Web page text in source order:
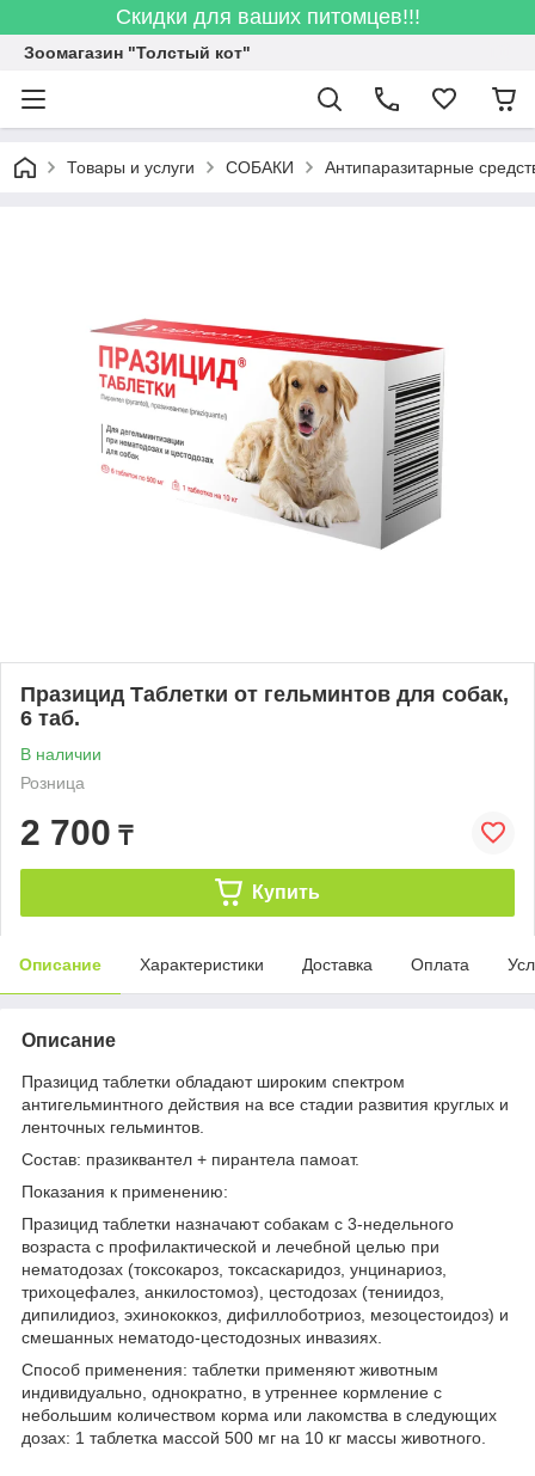
Скидки для ваших питомцев!!!
Зоомагазин "Толстый кот"
Товары и услуги СОБАКИ Антипаразитарные
Празицид Таблетки от гельминтов для собак,
6 таб.
В наличии
Розница
2 700 ₸
Купить
Описание Характеристики Доставка Оплата
Описание
Празицид таблетки обладают широким спектром
антигельминтного действия на все стадии развития круглых и
ленточных гельминтов.
Состав: празиквантел + пирантела памоат.
Показания к применению:
Празицид таблетки назначают собакам с 3-недельного
возраста с профилактической и лечебной целью при
нематодозах (токсокароз, токсаскаридоз, унцинариоз,
трихоцефалез, анкилостомоз), цестодозах (тениидоз,
дипилидиоз, эхинококкоз, дифиллоботриоз, мезоцестоидоз) и
смешанных нематодо-цестодозных инвазиях.
Способ применения: таблетки применяют животным
индивидуально, однократно, в утреннее кормление с
небольшим количеством корма или лакомства в следующих
дозах: 1 таблетка массой 500 мг на 10 кг массы животного.